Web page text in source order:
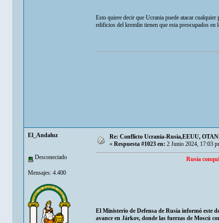
Esto quiere decir que Ucrania puede atacar
edificios del kremlin tienen que esta preocupados en
El_Andaluz
Desconectado
Mensajes: 4.400
Re: Conflicto Ucrania-Rusia,EEUU,
« Respuesta #1023 en: 2 Junio 2024, 17:03
Rusia
El Ministerio de Defensa de Rusia informó este
avance en Járkov, donde las fuerzas de Moscú